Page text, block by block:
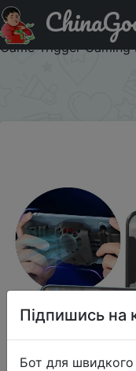
Придбати Stretchable
Fan For IOS Android
Game Trigger Gaming
Підпишись на
Бот для